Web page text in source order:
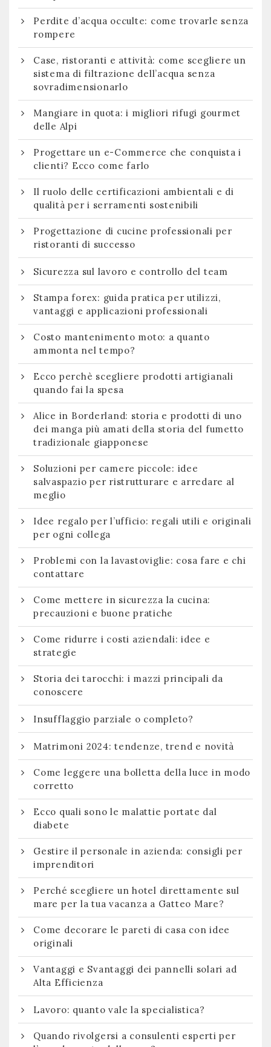
Perdite d’acqua occulte: come trovarle senza
rompere
Case, ristoranti e attività: come scegliere un
sistema di filtrazione dell’acqua senza
sovradimensionarlo
Mangiare in quota: i migliori rifugi gourmet
delle Alpi
Progettare un e-Commerce che conquista i
clienti? Ecco come farlo
Il ruolo delle certificazioni ambientali e di
qualità per i serramenti sostenibili
Progettazione di cucine professionali per
ristoranti di successo
Sicurezza sul lavoro e controllo del team
Stampa forex: guida pratica per utilizzi,
vantaggi e applicazioni professionali
Costo mantenimento moto: a quanto
ammonta nel tempo?
Ecco perchè scegliere prodotti artigianali
quando fai la spesa
Alice in Borderland: storia e prodotti di uno
dei manga più amati della storia del fumetto
tradizionale giapponese
Soluzioni per camere piccole: idee
salvaspazio per ristrutturare e arredare al
meglio
Idee regalo per l’ufficio: regali utili e originali
per ogni collega
Problemi con la lavastoviglie: cosa fare e chi
contattare
Come mettere in sicurezza la cucina:
precauzioni e buone pratiche
Come ridurre i costi aziendali: idee e
strategie
Storia dei tarocchi: i mazzi principali da
conoscere
Insufflaggio parziale o completo?
Matrimoni 2024: tendenze, trend e novità
Come leggere una bolletta della luce in modo
corretto
Ecco quali sono le malattie portate dal
diabete
Gestire il personale in azienda: consigli per
imprenditori
Perché scegliere un hotel direttamente sul
mare per la tua vacanza a Gatteo Mare?
Come decorare le pareti di casa con idee
originali
Vantaggi e Svantaggi dei pannelli solari ad
Alta Efficienza
Lavoro: quanto vale la specialistica?
Quando rivolgersi a consulenti esperti per